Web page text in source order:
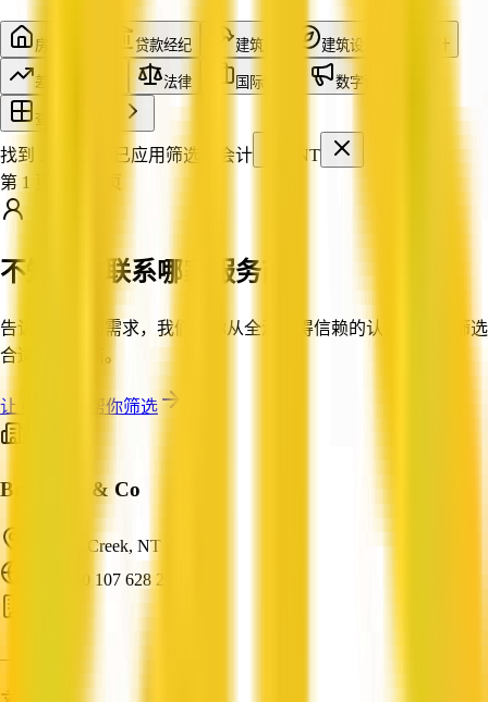
房产中介 贷款经纪 建筑商 建筑设计 会计
差价合约交易 法律 国际物流 数字营销
查看全部行业
找到 20 家企业 已应用筛选： 会计
NT
第 1 页，共 2 页
不知道该联系哪家服务商？
告诉我们你的需求，我们帮你从全澳值得信赖的认证企业中筛选
合适的服务商。
让 QX Web 帮你筛选
Bob Reus & Co
Canteen Creek, NT
ABN: 40 107 628 290
—